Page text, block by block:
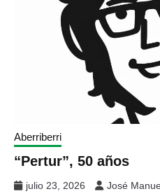
Aberriberri
“Pertur”, 50 años
julio 23, 2026 José